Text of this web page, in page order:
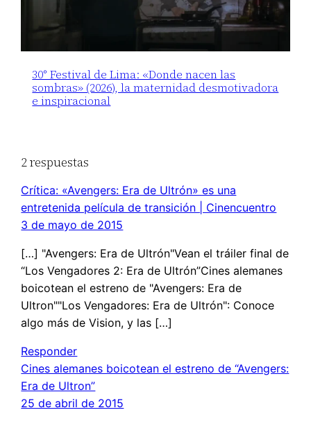
30° Festival de Lima: «Donde nacen las
sombras» (2026), la maternidad desmotivadora
e inspiracional
2 respuestas
Crítica: «Avengers: Era de Ultrón» es una
entretenida película de transición | Cinencuentro
3 de mayo de 2015
[…] "Avengers: Era de Ultrón"Vean el tráiler final de
“Los Vengadores 2: Era de Ultrón”Cines alemanes
boicotean el estreno de "Avengers: Era de
Ultron""Los Vengadores: Era de Ultrón": Conoce
algo más de Vision, y las […]
Responder
Cines alemanes boicotean el estreno de “Avengers:
Era de Ultron”
25 de abril de 2015